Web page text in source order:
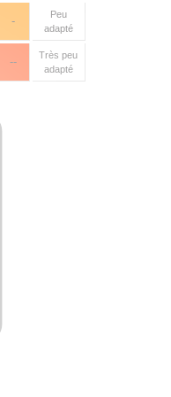
-
Peu
adapté
--
Très peu
adapté